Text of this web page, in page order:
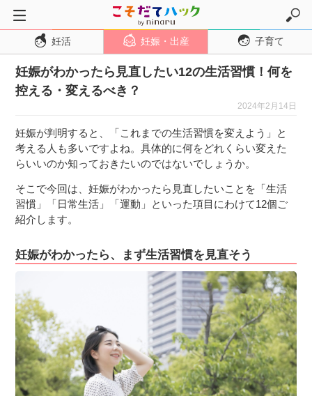
トップページ
妊活
妊娠・出産
妊娠初期
妊娠中期
妊娠後期
出産
０歳児
２歳児
３〜６歳児
７〜１２歳児
妊活 妊娠・出産 子育て
妊娠がわかったら見直したい12の生活習慣！何を
控える・変えるべき？
2024年2月14日
妊娠が判明すると、「これまでの生活習慣を変えよう」と
考える人も多いですよね。具体的に何をどれくらい変えた
らいいのか知っておきたいのではないでしょうか。
そこで今回は、妊娠がわかったら見直したいことを「生活
習慣」「日常生活」「運動」といった項目にわけて12個ご
紹介します。
妊娠がわかったら、まず生活習慣を見直そう